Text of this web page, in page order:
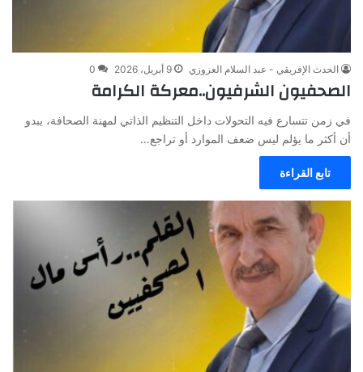
الحدث الإفريقي - عبد السلام العزوزي 9 أبريل، 2026 0
الصحفيون الشرفيون..معركة الكرامة
في زمن تتسارع فيه التحولات داخل التنظيم الذاتي لمهنة الصحافة، يبدو
أن أكثر ما يؤلم ليس ضعف الموارد أو تراجع…
تابع القراءة